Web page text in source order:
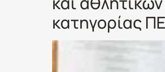
κατηγορίας